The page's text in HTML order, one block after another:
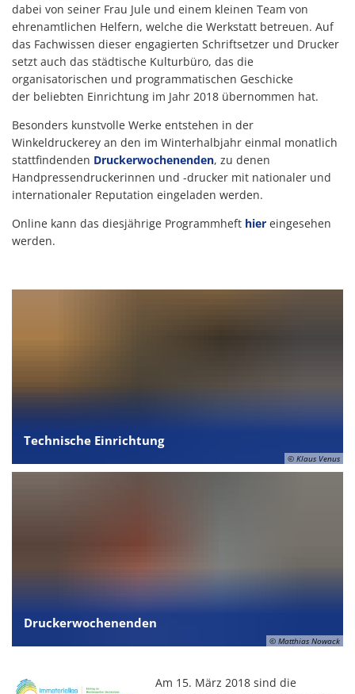
dabei von seiner Frau Jule und einem kleinen Team von
ehrenamtlichen Helfern, welche die Werkstatt betreuen. Auf
das Fachwissen dieser engagierten Schriftsetzer und Drucker
setzt auch das städtische Kulturbüro, das die
organisatorischen und programmatischen Geschicke
der beliebten Einrichtung im Jahr 2018 übernommen hat.
Besonders kunstvolle Werke entstehen in der
Winkeldruckerey an den im Winterhalbjahr einmal monatlich
stattfindenden Druckerwochenenden, zu denen
Handpressendruckerinnen und -drucker mit nationaler und
internationaler Reputation eingeladen werden.
Online kann das diesjährige Programmheft hier eingesehen
werden.
© Klaus Venus
Technische Einrichtung
© Matthias Nowack
Druckerwochenenden
Am 15. März 2018 sind die